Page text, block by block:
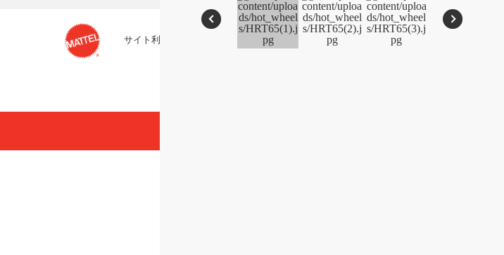
サイト利用条件 プライバシーポリシー Cookies and Related Technology Notice